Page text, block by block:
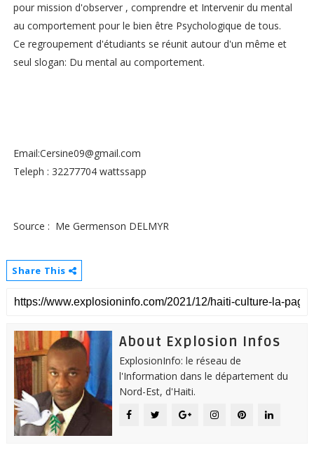
pour mission d'observer , comprendre et Intervenir du mental
au comportement pour le bien être Psychologique de tous.
Ce regroupement d'étudiants se réunit autour d'un même et
seul slogan: Du mental au comportement.
Email:Cersine09@gmail.com
Teleph : 32277704 wattssapp
Source : Me Germenson DELMYR
Share This
About Explosion Infos
ExplosionInfo: le réseau de
l'Information dans le département du
Nord-Est, d'Haiti.